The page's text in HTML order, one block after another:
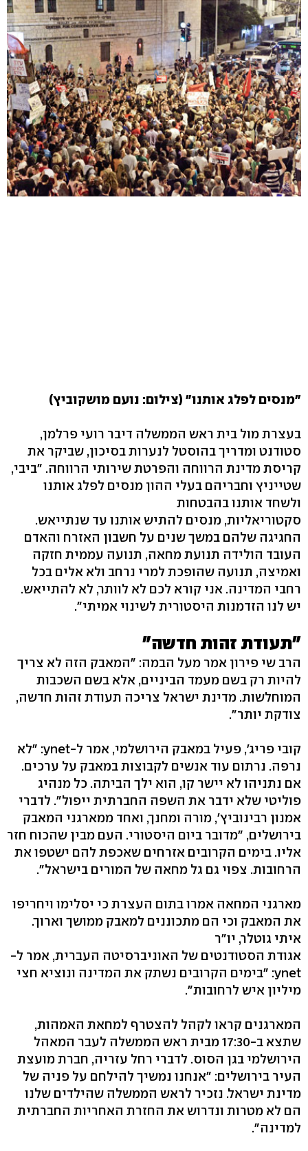
"מנסים לפלג אותנו" (צילום: נועם מושקוביץ)
בעצרת מול בית ראש הממשלה דיבר רועי פרלמן,
סטודנט ומדריך בהוסטל לנערות בסיכון, שביקר את
קריסת מדינת הרווחה והפרטת שירותי הרווחה. "ביבי,
שטייניץ וחבריהם בעלי ההון מנסים לפלג אותנו
ולשחד אותנו בהבטחות
סקטוריאליות, מנסים להתיש אותנו עד שנתייאש.
החגיגה שלהם במשך שנים על חשבון האזרח והאדם
העובד הולידה תנועת מחאה, תנועה עממית חזקה
ואמיצה, תנועה שהופכת למרי נרחב ולא אלים בכל
רחבי המדינה. אני קורא לכם לא לוותר, לא להתייאש.
יש לנו הזדמנות היסטורית לשינוי אמיתי".
"תעודת זהות חדשה"
הרב שי פירון אמר מעל הבמה: "המאבק הזה לא צריך
להיות רק בשם מעמד הביניים, אלא בשם השכבות
המוחלשות. מדינת ישראל צריכה תעודת זהות חדשה,
צודקת יותר".
קובי פריג', פעיל במאבק הירושלמי, אמר ל-ynet: "לא
נרפה. נרתום עוד אנשים לקבוצות במאבק על ערכים.
אם נתניהו לא יישר קו, הוא ילך הביתה. כל מנהיג
פוליטי שלא ידבר את השפה החברתית ייפול". לדברי
אמנון רבינוביץ', מורה ומחנך, ואחד ממארגני המאבק
בירושלים, "מדובר ביום היסטורי. העם מבין שהכוח חזר
אליו. בימים הקרובים אזרחים שאכפת להם ישטפו את
הרחובות. צפוי גם גל מחאה של המורים בישראל".
מארגני המחאה אמרו בתום העצרת כי יסלימו ויחריפו
את המאבק וכי הם מתכוננים למאבק ממושך וארוך.
איתי גוטלר, יו"ר
אגודת הסטודנטים של האוניברסיטה העברית, אמר ל-
ynet: "בימים הקרובים נשתק את המדינה ונוציא חצי
מיליון איש לרחובות".
המארגנים קראו לקהל להצטרף למחאת האמהות,
שתצא ב-17:30 מבית ראש הממשלה לעבר המאהל
הירושלמי בגן הסוס. לדברי רחל עזריה, חברת מועצת
העיר בירושלים: "אנחנו נמשיך להילחם על פניה של
מדינת ישראל. נזכיר לראש הממשלה שהילדים שלנו
הם לא מטרות ונדרוש את החזרת האחריות החברתית
למדינה".